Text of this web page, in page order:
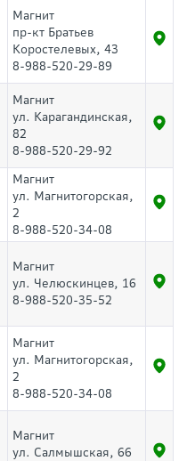
Магнит
пр-кт Братьев
Коростелевых, 43
8-988-520-29-89
Магнит
ул. Карагандинская,
82
8-988-520-29-92
Магнит
ул. Магнитогорская,
2
8-988-520-34-08
Магнит
ул. Челюскинцев, 16
8-988-520-35-52
Магнит
ул. Магнитогорская,
2
8-988-520-34-08
Магнит
ул. Салмышская, 66